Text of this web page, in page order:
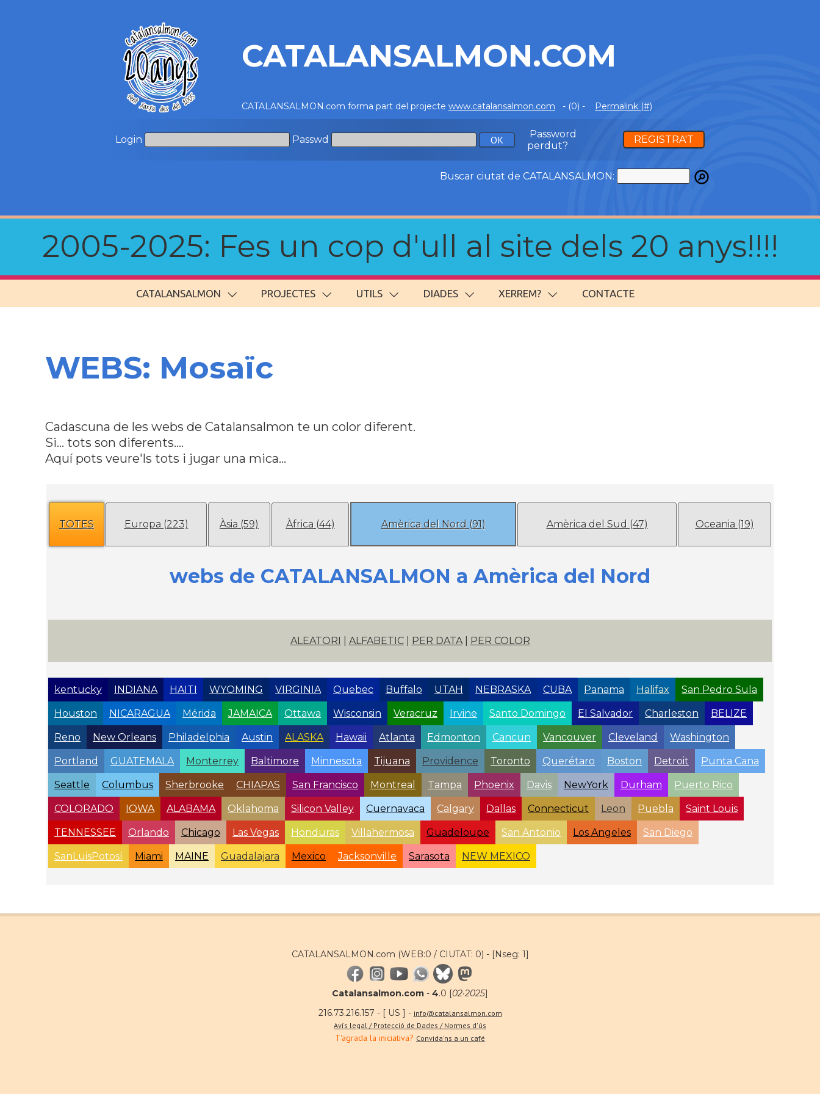
CATALANSALMON.COM
CATALANSALMON.com forma part del projecte www.catalansalmon.com - (0) - Permalink (#)
Login Passwd
Password
perdut?
REGISTRA'T
Buscar ciutat de CATALANSALMON:
2005-2025: Fes un cop d'ull al site dels 20 anys!!!!
CATALANSALMON PROJECTES UTILS DIADES XERREM? CONTACTE
WEBS: Mosaïc
Cadascuna de les webs de Catalansalmon te un color diferent.
Si... tots son diferents....
Aquí pots veure'ls tots i jugar una mica...
TOTES Europa (223) Àsia (59) Àfrica (44) Amèrica del Nord (91) Amèrica del Sud (47) Oceania (19)
webs de CATALANSALMON a Amèrica del Nord
ALEATORI ALFABETIC| PER DATA| PER COLOR
kentucky INDIANA HAITI WYOMING VIRGINIA Quebec Buffalo UTAH NEBRASKA CUBA Panama Halifax San Pedro Sula
Houston NICARAGUA Mérida JAMAICA Ottawa Wisconsin Veracruz Irvine Santo Domingo El Salvador Charleston BELIZE
Reno New Orleans Philadelphia Austin ALASKA Hawaii Atlanta Edmonton Cancun Vancouver Cleveland Washington
Portland GUATEMALA Monterrey Baltimore Minnesota Tijuana Providence Toronto Querétaro Boston Detroit Punta Cana
Seattle Columbus Sherbrooke CHIAPAS San Francisco Montreal Tampa Phoenix Davis NewYork Durham Puerto Rico
COLORADO IOWA ALABAMA Oklahoma Silicon Valley Cuernavaca Calgary Dallas Connecticut Leon Puebla Saint Louis
TENNESSEE Orlando Chicago Las Vegas Honduras Villahermosa Guadeloupe San Antonio Los Angeles San Diego
SanLuisPotosí Miami MAINE Guadalajara Mexico Jacksonville Sarasota NEW MEXICO
CATALANSALMON.com (WEB:0 / CIUTAT: 0) - [Nseg: 1]
Catalansalmon.com - 4.0 [02·2025]
216.73.216.157 - [ US ] - info@catalansalmon.com
Avís legal / Protecció de Dades / Normes d'ús
T'agrada la iniciativa? Convida'ns a un café